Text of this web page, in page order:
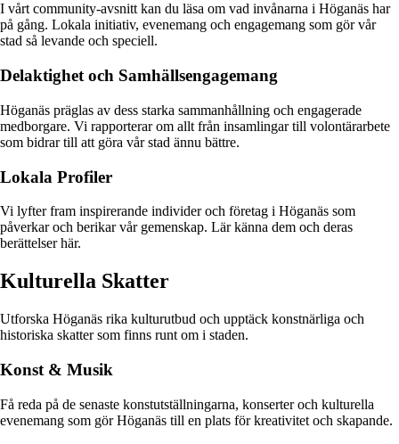
I vårt community-avsnitt kan du läsa om vad invånarna i Höganäs har
på gång. Lokala initiativ, evenemang och engagemang som gör vår
stad så levande och speciell.
Delaktighet och Samhällsengagemang
Höganäs präglas av dess starka sammanhållning och engagerade
medborgare. Vi rapporterar om allt från insamlingar till volontärarbete
som bidrar till att göra vår stad ännu bättre.
Lokala Profiler
Vi lyfter fram inspirerande individer och företag i Höganäs som
påverkar och berikar vår gemenskap. Lär känna dem och deras
berättelser här.
Kulturella Skatter
Utforska Höganäs rika kulturutbud och upptäck konstnärliga och
historiska skatter som finns runt om i staden.
Konst & Musik
Få reda på de senaste konstutställningarna, konserter och kulturella
evenemang som gör Höganäs till en plats för kreativitet och skapande.